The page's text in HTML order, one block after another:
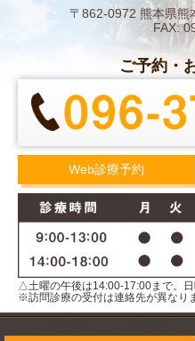
〒862-0972 熊本県熊
FAX:
ご予約・
Web診療予約
△土曜の午後は14:00-17:00まで。日
※訪問診療の受付は連絡先が異なり